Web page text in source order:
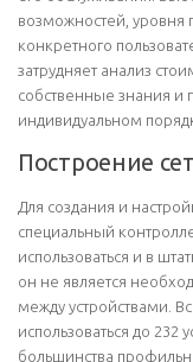
возможностей, уровня
конкретного
затрудняет анализ
собственные знания и
индивидуальном
Построение
Для создания и
специальный
использоваться и в
он не является
между устройствами.
использоваться до 232
большинства